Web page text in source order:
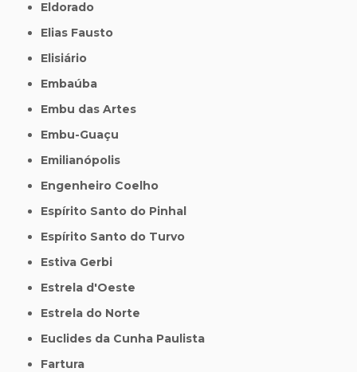
Eldorado
Elias Fausto
Elisiário
Embaúba
Embu das Artes
Embu-Guaçu
Emilianópolis
Engenheiro Coelho
Espírito Santo do Pinhal
Espírito Santo do Turvo
Estiva Gerbi
Estrela d'Oeste
Estrela do Norte
Euclides da Cunha Paulista
Fartura